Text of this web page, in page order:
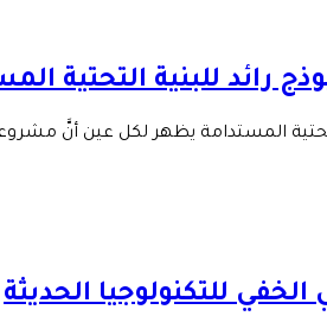
رائد للبنية التحتية
المستدامة يظهر لكل عين أنَّ
الخفي للتكنولوجيا الحديثة